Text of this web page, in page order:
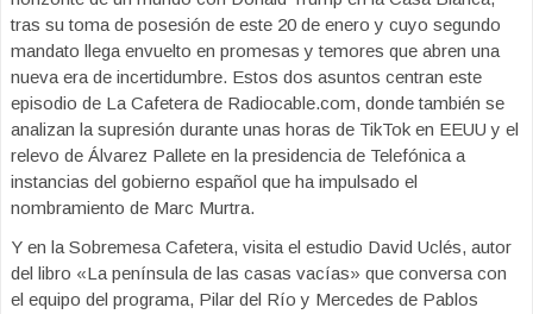
tras su toma de posesión de este 20 de enero y cuyo segundo
mandato llega envuelto en promesas y temores que abren una
nueva era de incertidumbre. Estos dos asuntos centran este
episodio de La Cafetera de Radiocable.com, donde también se
analizan la supresión durante unas horas de TikTok en EEUU y el
relevo de Álvarez Pallete en la presidencia de Telefónica a
instancias del gobierno español que ha impulsado el
nombramiento de Marc Murtra.
Y en la Sobremesa Cafetera, visita el estudio David Uclés, autor
del libro «La península de las casas vacías» que conversa con
el equipo del programa, Pilar del Río y Mercedes de Pablos